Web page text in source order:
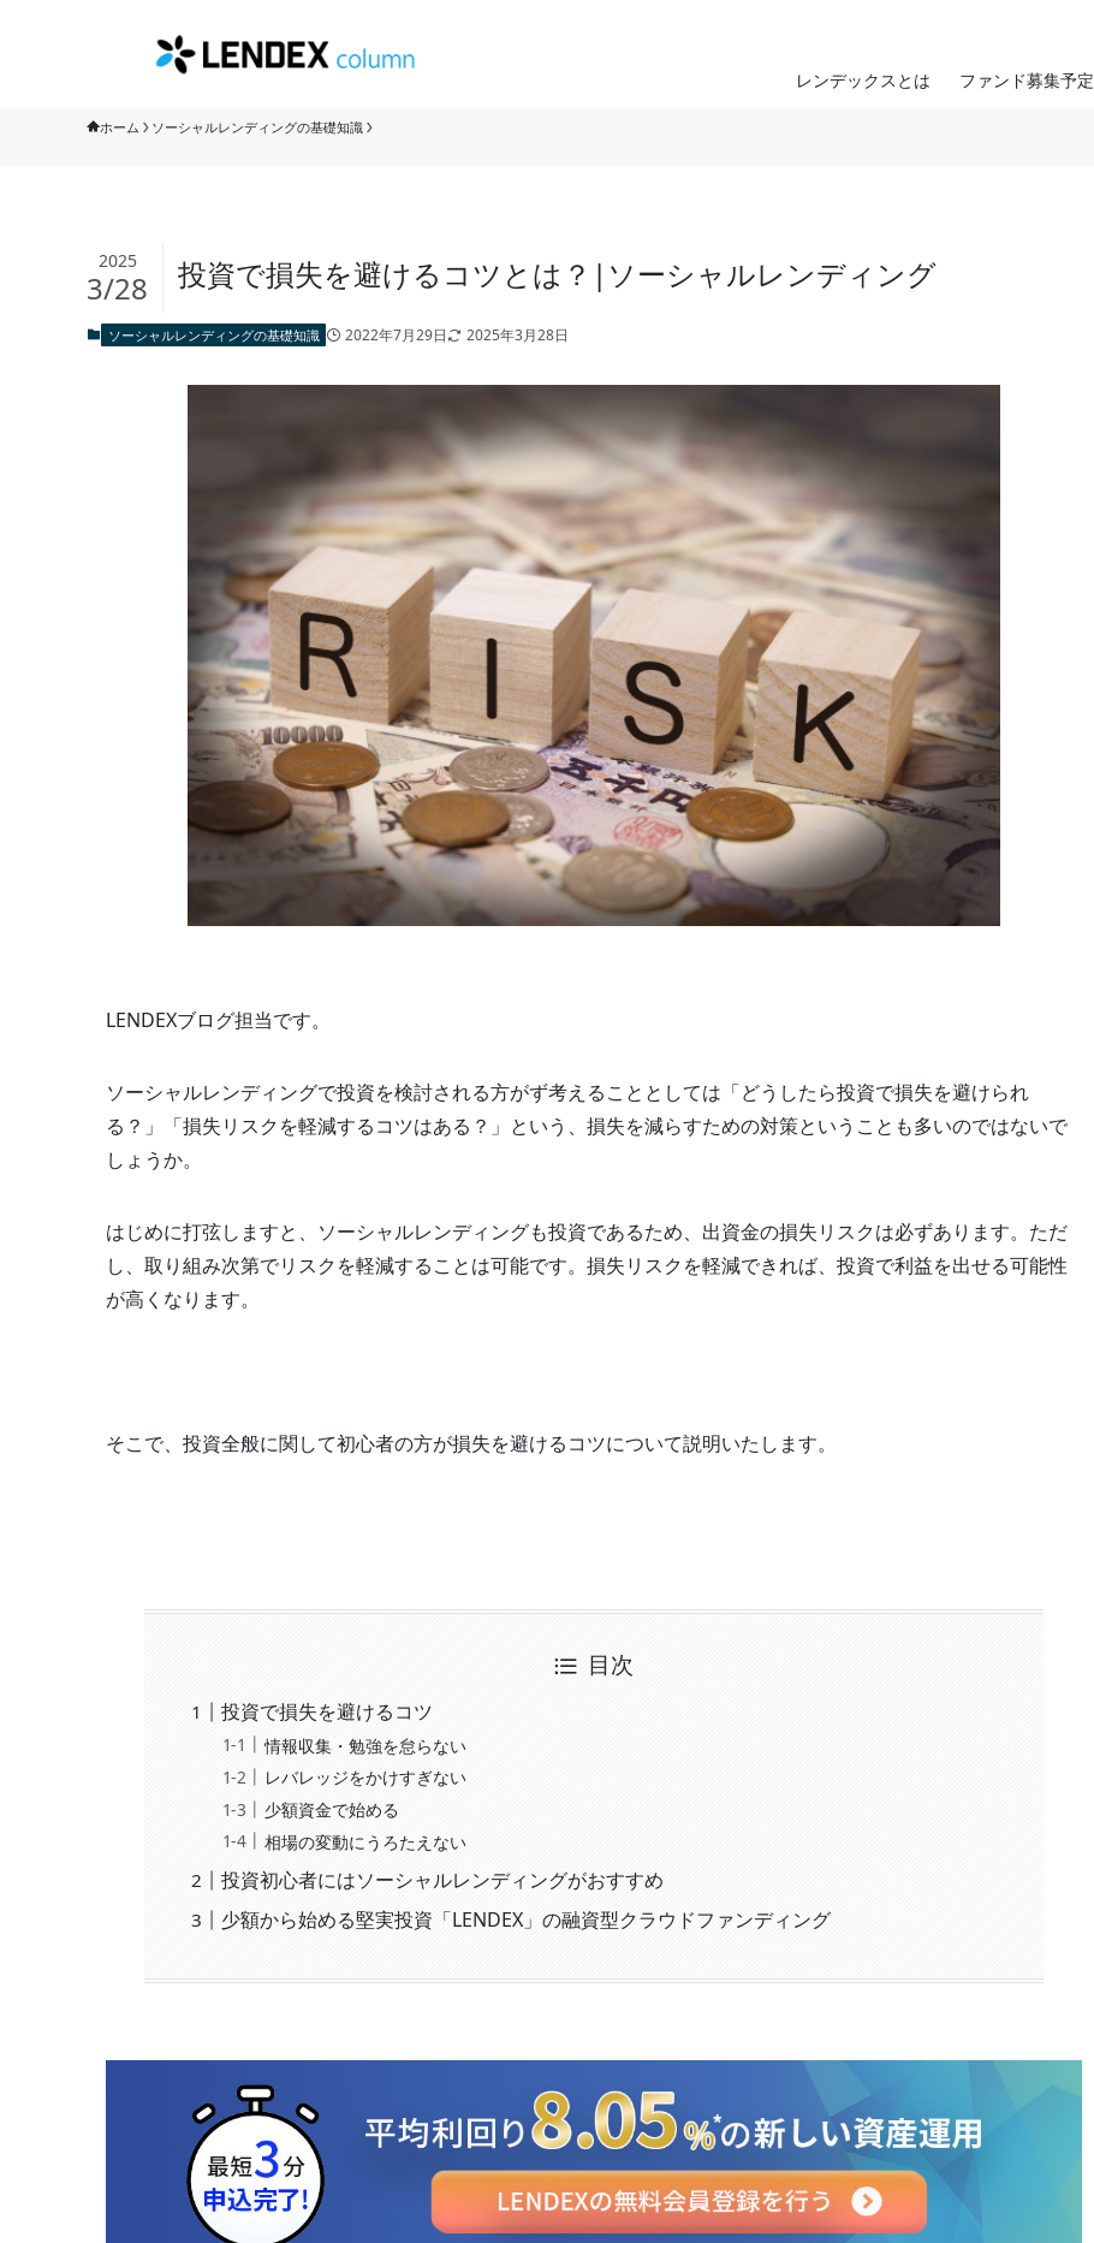
レンデックスとは ファンド募集予定
ホーム ソーシャルレンディングの基礎知識
投資で損失を避けるコツとは？|ソーシャルレンディング
2025
3/28
ソーシャルレンディングの基礎知識 2022年7月29日 2025年3月28日
LENDEXブログ担当です。
ソーシャルレンディングで投資を検討される方がず考えることとしては「どうしたら投資で損失を避けられ
る？」「損失リスクを軽減するコツはある？」という、損失を減らすための対策ということも多いのではないで
しょうか。
はじめに打弦しますと、ソーシャルレンディングも投資であるため、出資金の損失リスクは必ずあります。ただ
し、取り組み次第でリスクを軽減することは可能です。損失リスクを軽減できれば、投資で利益を出せる可能性
が高くなります。
そこで、投資全般に関して初心者の方が損失を避けるコツについて説明いたします。
目次
投資で損失を避けるコツ
情報収集・勉強を怠らない
レバレッジをかけすぎない
少額資金で始める
相場の変動にうろたえない
投資初心者にはソーシャルレンディングがおすすめ
少額から始める堅実投資「LENDEX」の融資型クラウドファンディング